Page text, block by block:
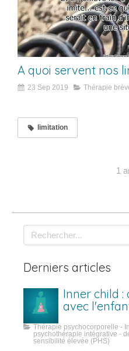
A quoi servent nos
23 Sep 2019 Thérapie
limitation
1
Rechercher
Derniers articles
Inner child
avec
Thérapie psychocorporelle -
psychothérapie intégrative -
sensibilité élevée (PHS)